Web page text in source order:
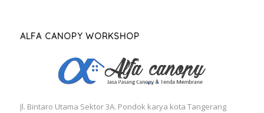
ALFA CANOPY WORKSHOP
Jl. Bintaro Utama Sektor 3A. Pondok karya kota Tangerang